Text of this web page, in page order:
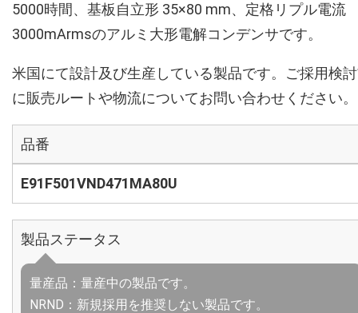
5000時間、基板自立形 35×80 mm、定格リプル電流
3000mArmsのアルミ大形電解コンデンサです。
米国にて設計及び生産している製品です。ご採用検
に販売ルートや物流についてお問い合わせください。
品番
E91F501VND471MA80U
製品ステータス
量産品：量産中の製品です。
NRND：新規採用を推奨しない製品です。